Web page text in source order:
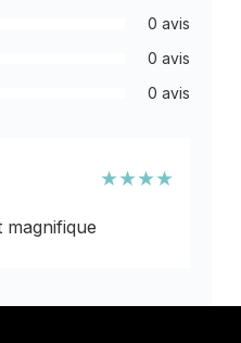
0 avis
0 avis
0 avis
★★★★
magnifique